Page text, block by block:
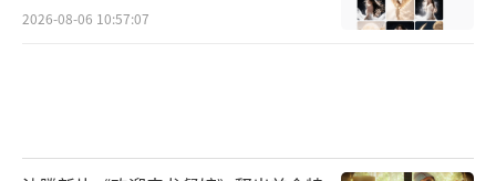
2026-08-06 10:57:07